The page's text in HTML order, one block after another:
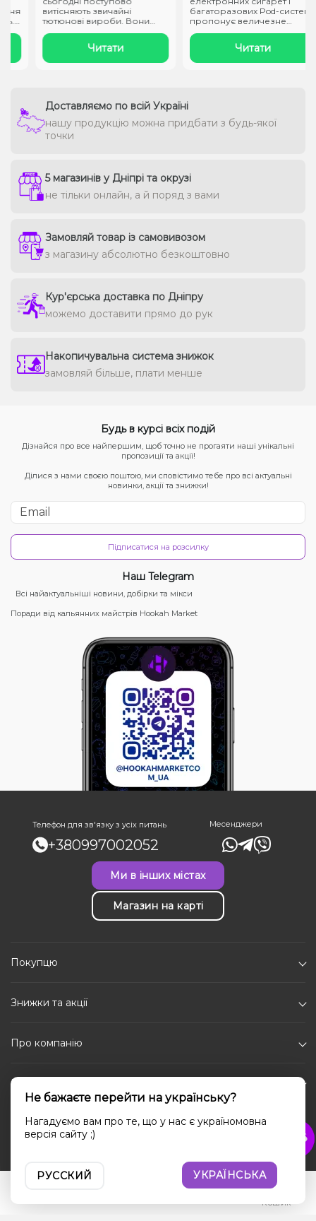
Кошик
витісняють звичайні
тютюнові вироби. Вони
Читати
багаторазових Pod-систем
пропонує величезне
Читати
Доставляємо по всій Україні
нашу продукцію можна придбати з будь-якої
точки
5 магазинів у Дніпрі та окрузі
не тільки онлайн, а й поряд з вами
Замовляй товар із самовивозом
з магазину абсолютно безкоштовно
Кур'єрська доставка по Дніпру
можемо доставити прямо до рук
Накопичувальна система знижок
замовляй більше, плати менше
Будь в курсі всіх подій
Дізнайся про все найпершим, щоб точно не прогаяти наші унікальні
пропозиції та акції!
Ділися з нами своєю поштою, ми сповістимо тебе про всі актуальні
новинки, акції та знижки!
Підписатися на розсилку
Наш Telegram
Всі найактуальніші новини, добірки та мікси
Поради від кальянних майстрів Hookah Market
Телефон для зв'язку з усіх питань
+380997002052
Месенджери
Ми в інших містах
Магазин на карті
Покупцю
Знижки та акції
Про компанію
Каталог
Соціальні мережі
Не бажаєте перейти на українську?
Нагадуємо вам про те, що у нас є україномовна
версія сайту ;)
РУССКИЙ УКРАЇНСЬКА